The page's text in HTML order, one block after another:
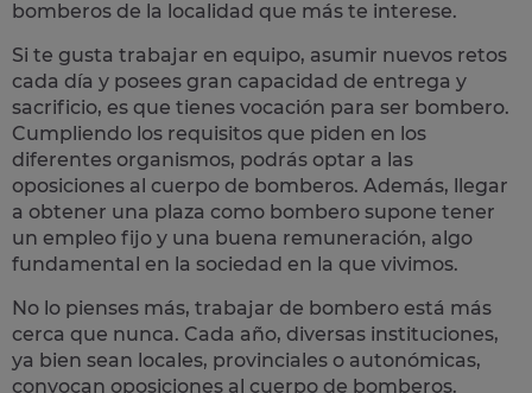
bomberos de la localidad que más te interese.
Si te gusta trabajar en equipo, asumir nuevos retos
cada día y posees gran capacidad de entrega y
sacrificio, es que tienes vocación para ser bombero.
Cumpliendo los requisitos que piden en los
diferentes organismos, podrás optar a las
oposiciones al cuerpo de bomberos. Además, llegar
a obtener una plaza como bombero supone tener
un empleo fijo y una buena remuneración, algo
fundamental en la sociedad en la que vivimos.
No lo pienses más, trabajar de bombero está más
cerca que nunca. Cada año, diversas instituciones,
ya bien sean locales, provinciales o autonómicas,
convocan oposiciones al cuerpo de bomberos.